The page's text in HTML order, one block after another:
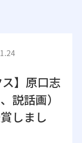
ス】原口志
説話画）
しまし